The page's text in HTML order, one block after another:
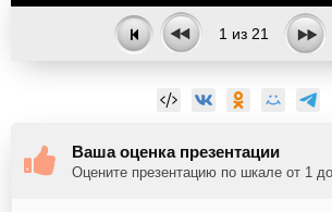
1 из 21
Ваша оценка презентации
Оцените презентацию по шкале от 1